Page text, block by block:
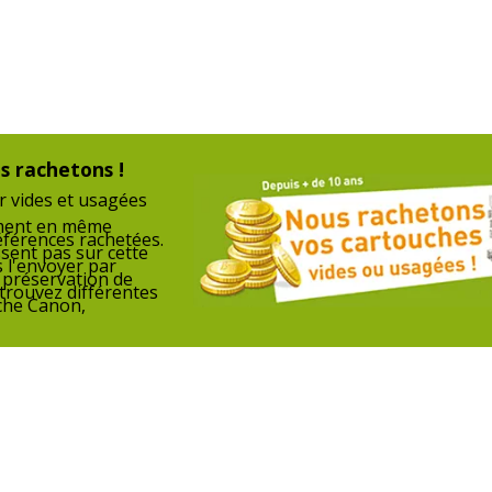
Divers
Divers
Compatibilité
détaillée du
produit
Consommables
rachetons !
vides et usagées
en même
rachetées.
pas sur cette
l'envoyer par
de
différentes
Canon,